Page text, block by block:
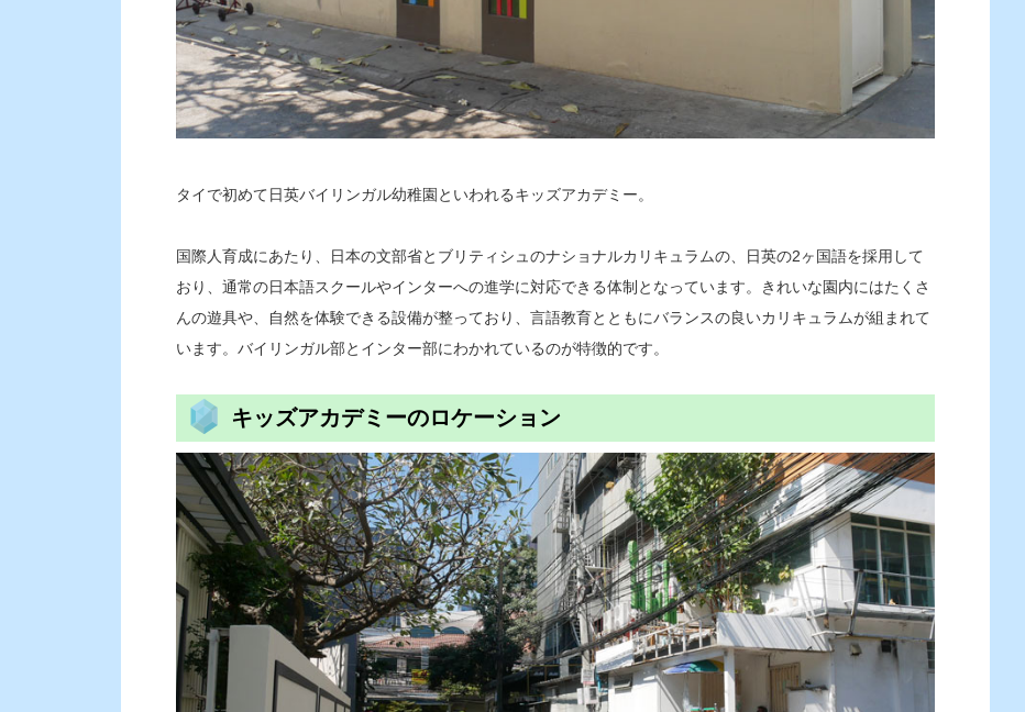
タイで初めて日英バイリンガル幼稚園といわれるキッズアカデミー。
国際人育成にあたり、日本の文部省とブリティシュのナショナルカリキュラムの、日英の2ヶ国語を採用して
おり、通常の日本語スクールやインターへの進学に対応できる体制となっています。きれいな園内にはたくさ
んの遊具や、自然を体験できる設備が整っており、言語教育とともにバランスの良いカリキュラムが組まれて
います。バイリンガル部とインター部にわかれているのが特徴的です。
キッズアカデミーのロケーション